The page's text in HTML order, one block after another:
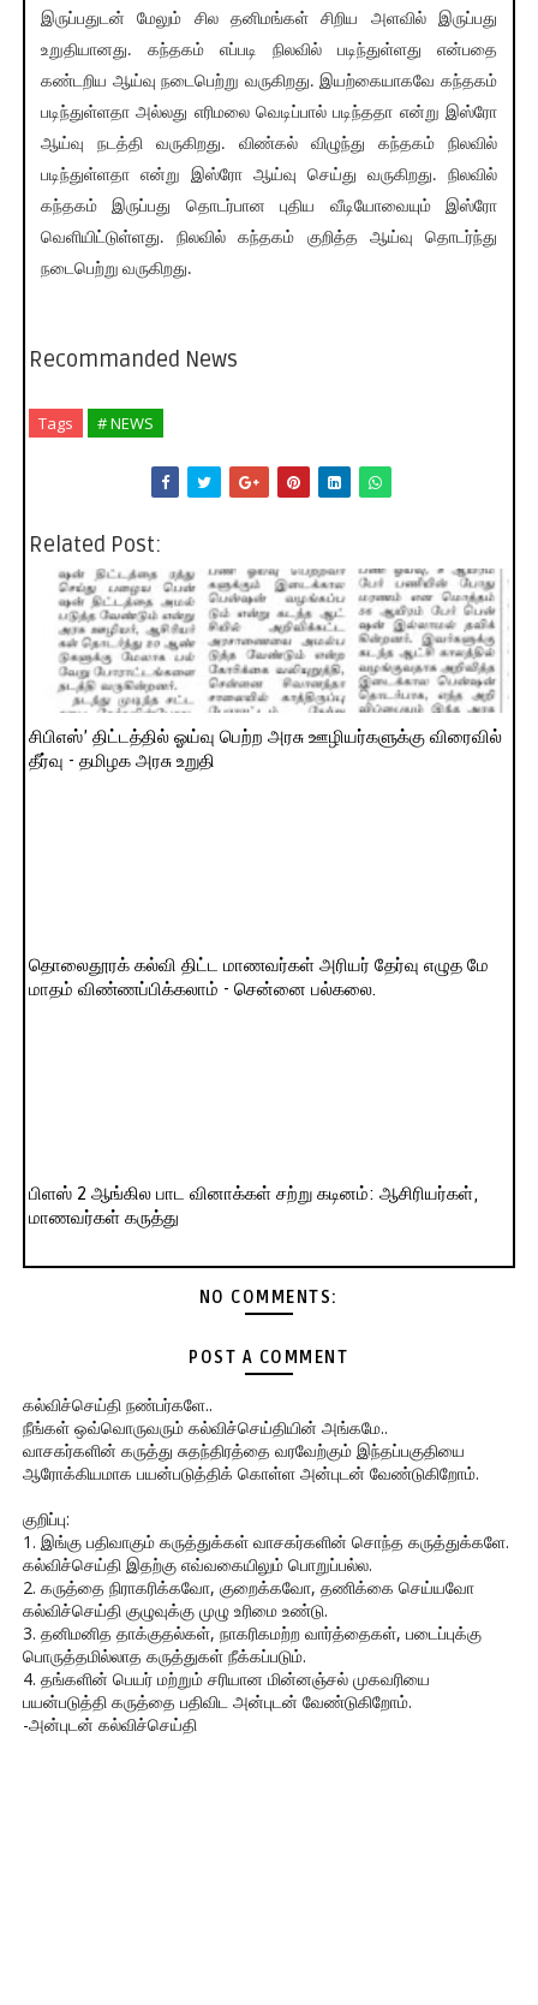
இருப்பதுடன் மேலும் சில தனிமங்கள் சிறிய அளவில் இருப்பது
உறுதியானது. கந்தகம் எப்படி நிலவில் படிந்துள்ளது என்பதை
கண்டறிய ஆய்வு நடைபெற்று வருகிறது. இயற்கையாகவே கந்தகம்
படிந்துள்ளதா அல்லது எரிமலை வெடிப்பால் படிந்ததா என்று இஸ்ரோ
ஆய்வு நடத்தி வருகிறது. விண்கல் விழுந்து கந்தகம் நிலவில்
படிந்துள்ளதா என்று இஸ்ரோ ஆய்வு செய்து வருகிறது. நிலவில்
கந்தகம் இருப்பது தொடர்பான புதிய வீடியோவையும் இஸ்ரோ
வெளியிட்டுள்ளது. நிலவில் கந்தகம் குறித்த ஆய்வு தொடர்ந்து
நடைபெற்று வருகிறது.
Recommanded News
Tags # NEWS
Related Post:
சிபிஎஸ்’ திட்டத்தில் ஓய்வு பெற்ற அரசு ஊழியர்களுக்கு விரைவில்
தீர்வு - தமிழக அரசு உறுதி
தொலைதூரக் கல்வி திட்ட மாணவர்கள் அரியர் தேர்வு எழுத மே
மாதம் விண்ணப்பிக்கலாம் - சென்னை பல்கலை.
பிளஸ் 2 ஆங்கில பாட வினாக்கள் சற்று கடினம்: ஆசிரியர்கள்,
மாணவர்கள் கருத்து
NO COMMENTS:
POST A COMMENT
கல்விச்செய்தி நண்பர்களே..
நீங்கள் ஒவ்வொருவரும் கல்விச்செய்தியின் அங்கமே..
வாசகர்களின் கருத்து சுதந்திரத்தை வரவேற்கும் இந்தப்பகுதியை
ஆரோக்கியமாக பயன்படுத்திக் கொள்ள அன்புடன் வேண்டுகிறோம்.
குறிப்பு:
1. இங்கு பதிவாகும் கருத்துக்கள் வாசகர்களின் சொந்த கருத்துக்களே.
கல்விச்செய்தி இதற்கு எவ்வகையிலும் பொறுப்பல்ல.
2. கருத்தை நிராகரிக்கவோ, குறைக்கவோ, தணிக்கை செய்யவோ
கல்விச்செய்தி குழுவுக்கு முழு உரிமை உண்டு.
3. தனிமனித தாக்குதல்கள், நாகரிகமற்ற வார்த்தைகள், படைப்புக்கு
பொருத்தமில்லாத கருத்துகள் நீக்கப்படும்.
4. தங்களின் பெயர் மற்றும் சரியான மின்னஞ்சல் முகவரியை
பயன்படுத்தி கருத்தை பதிவிட அன்புடன் வேண்டுகிறோம்.
-அன்புடன் கல்விச்செய்தி